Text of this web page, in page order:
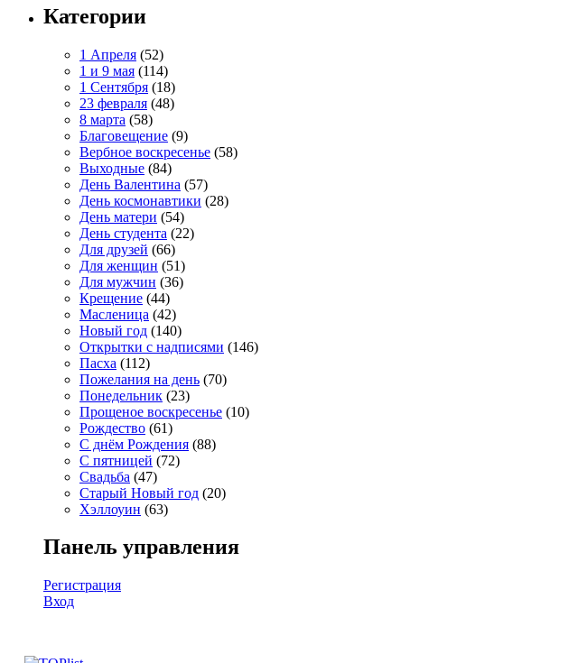
Категории
1 Апреля (52)
1 и 9 мая (114)
1 Сентября (18)
23 февраля (48)
8 марта (58)
Благовещение (9)
Вербное воскресенье (58)
Выходные (84)
День Валентина (57)
День космонавтики (28)
День матери (54)
День студента (22)
Для друзей (66)
Для женщин (51)
Для мужчин (36)
Крещение (44)
Масленица (42)
Новый год (140)
Открытки с надписями (146)
Пасха (112)
Пожелания на день (70)
Понедельник (23)
Прощеное воскресенье (10)
Рождество (61)
С днём Рождения (88)
С пятницей (72)
Свадьба (47)
Старый Новый год (20)
Хэллоуин (63)
Панель управления
Регистрация
Вход